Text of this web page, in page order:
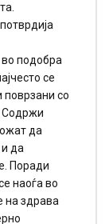
во подобра
се
поврзани со
Содржи
да
да
Поради
наоѓа во
на здрава